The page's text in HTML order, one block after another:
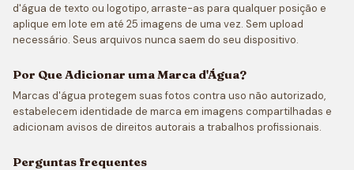
d'água de texto ou logotipo, arraste-as para qualquer posição e
aplique em lote em até 25 imagens de uma vez. Sem upload
necessário. Seus arquivos nunca saem do seu dispositivo.
Por Que Adicionar uma Marca d'Água?
Marcas d'água protegem suas fotos contra uso não autorizado,
estabelecem identidade de marca em imagens compartilhadas e
adicionam avisos de direitos autorais a trabalhos profissionais.
Perguntas frequentes